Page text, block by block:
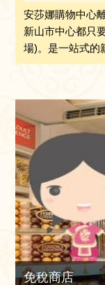
安莎娜購物中心
新山市中心都只
場)。是一站式的
免稅商店